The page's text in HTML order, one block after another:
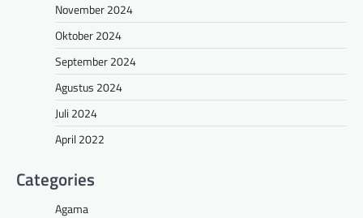
November 2024
Oktober 2024
September 2024
Agustus 2024
Juli 2024
April 2022
Categories
Agama